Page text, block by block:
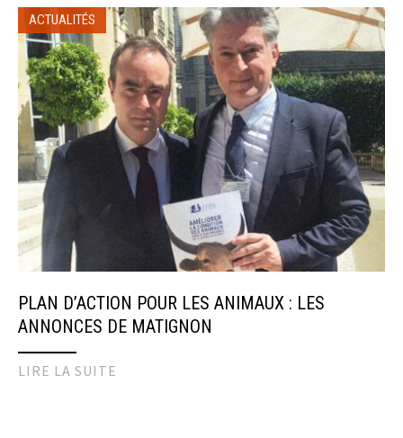
ACTUALITÉS
PLAN D’ACTION POUR LES ANIMAUX : LES
ANNONCES DE MATIGNON
LIRE LA SUITE